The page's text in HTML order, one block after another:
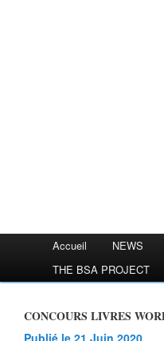
Accueil NEWS
THE BSA PROJECT
CONCOURS LIVRES
Publié le 21 Juin 2020